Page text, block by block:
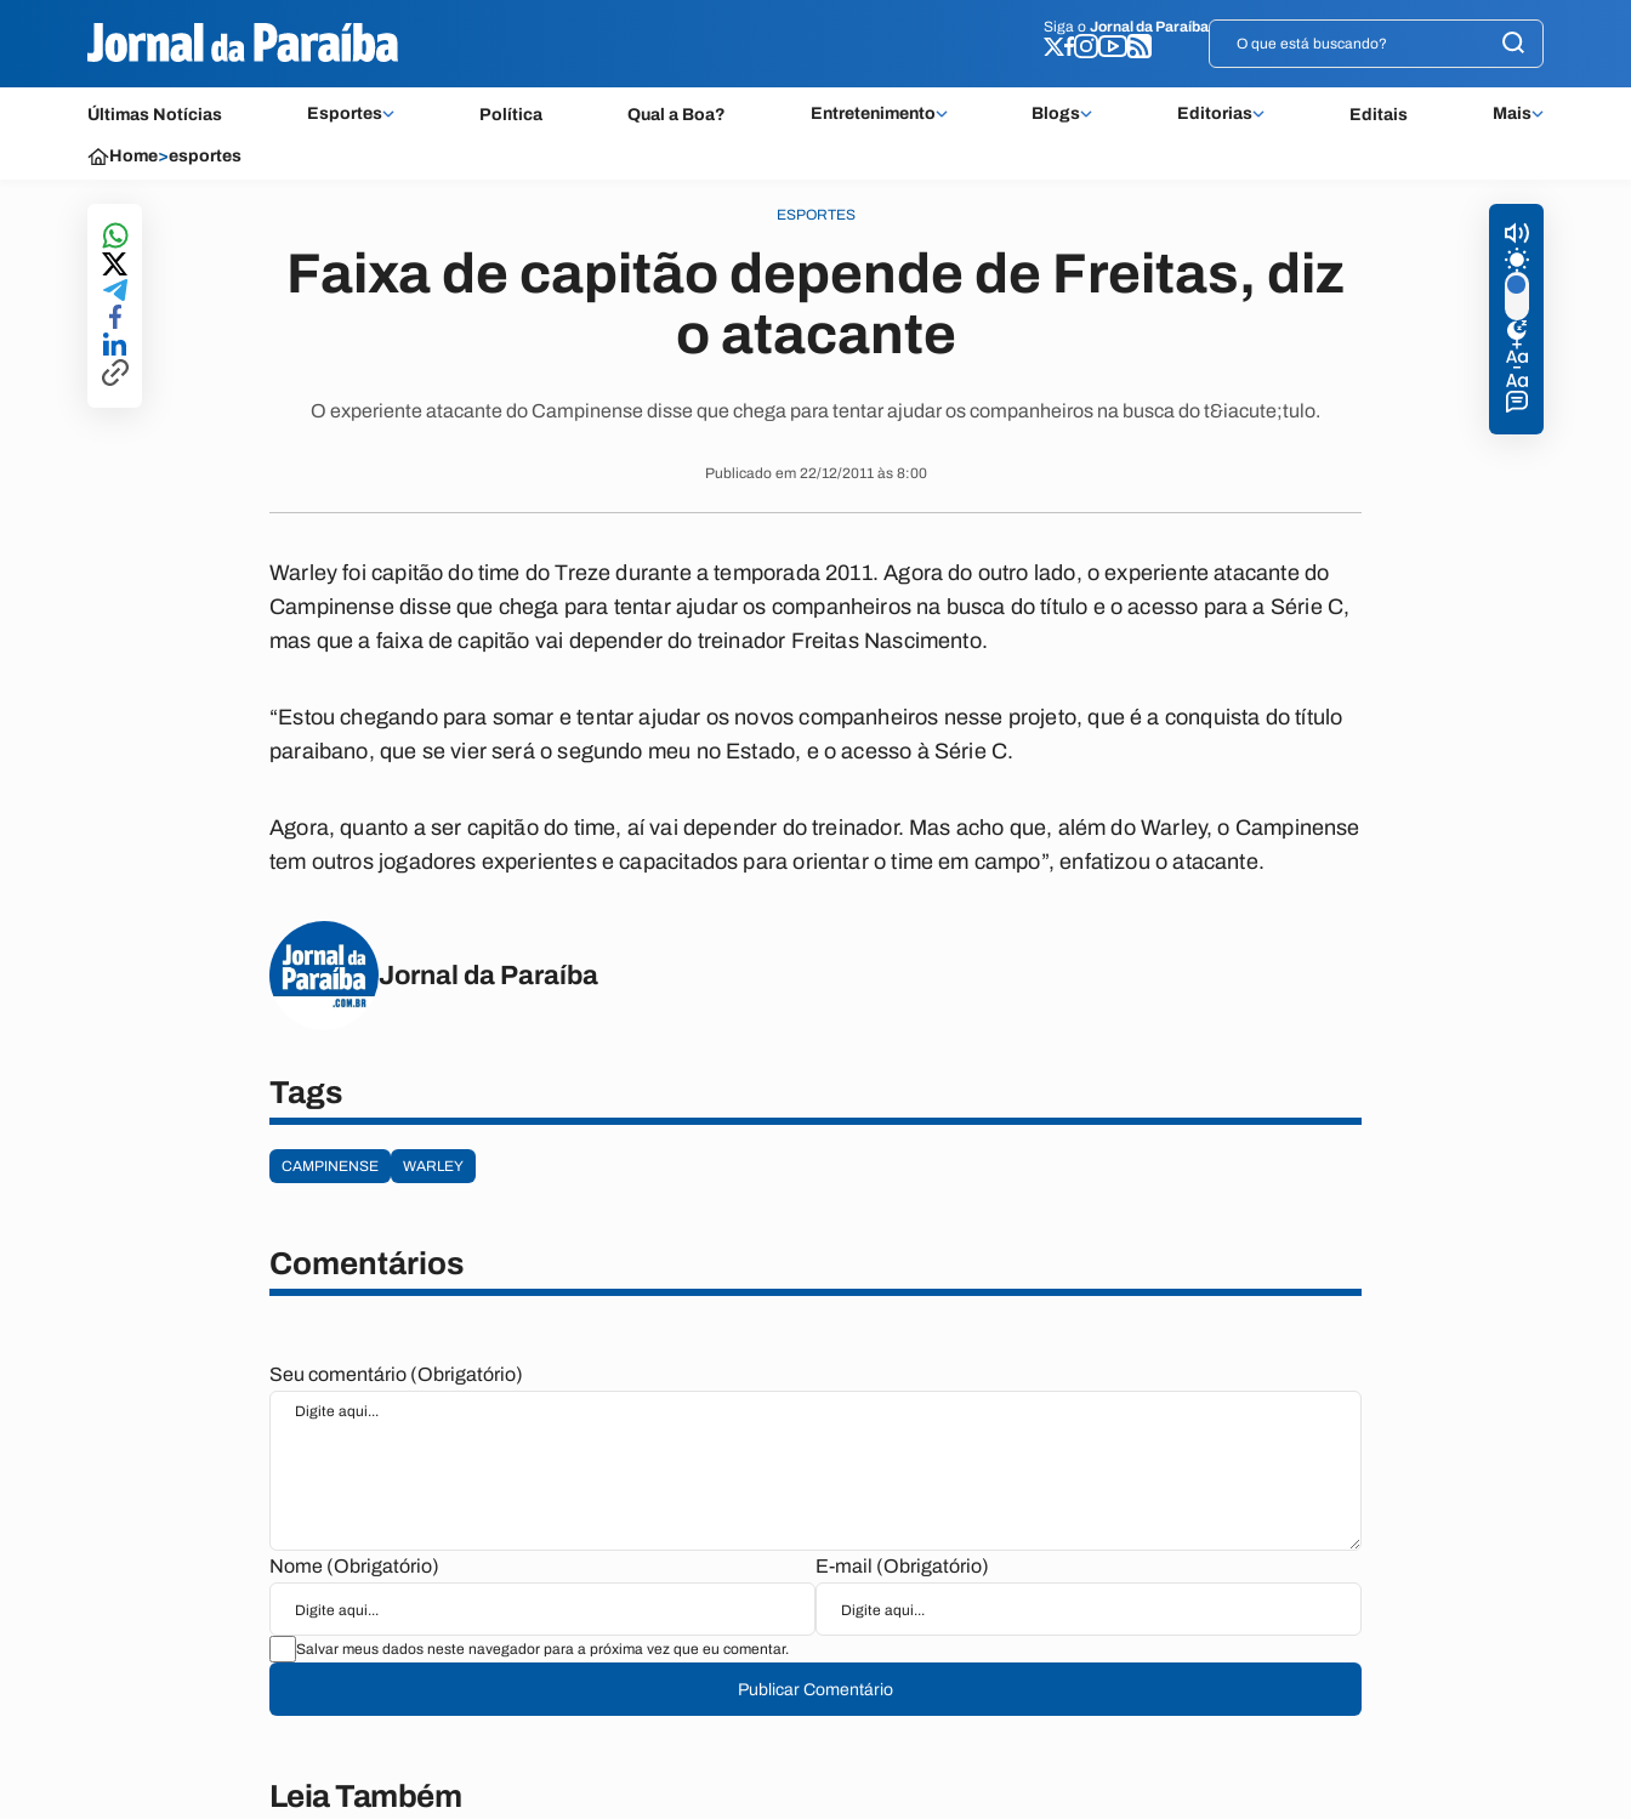
Siga o Jornal da Paraíba
Últimas Notícias Esportes Política Qual a Boa? Entretenimento Blogs Editorias Editais Mais
Siga o Jornal da Paraíba
Home>esportes
ESPORTES
Faixa de capitão depende de Freitas, diz
o atacante
O experiente atacante do Campinense disse que chega para tentar ajudar os companheiros na busca do t&iacute;tulo.
Publicado em 22/12/2011 às 8:00
Warley foi capitão do time do Treze durante a temporada 2011. Agora do outro lado, o experiente atacante do
Campinense disse que chega para tentar ajudar os companheiros na busca do título e o acesso para a Série C,
mas que a faixa de capitão vai depender do treinador Freitas Nascimento.
“Estou chegando para somar e tentar ajudar os novos companheiros nesse projeto, que é a conquista do título
paraibano, que se vier será o segundo meu no Estado, e o acesso à Série C.
Agora, quanto a ser capitão do time, aí vai depender do treinador. Mas acho que, além do Warley, o Campinense
tem outros jogadores experientes e capacitados para orientar o time em campo”, enfatizou o atacante.
Jornal da Paraíba
Tags
CAMPINENSE WARLEY
Comentários
Seu comentário (Obrigatório)
Nome (Obrigatório) E-mail (Obrigatório)
Salvar meus dados neste navegador para a próxima vez que eu comentar.
Publicar Comentário
Leia Também